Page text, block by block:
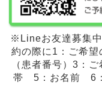
※Lineお友達募集
約の際に1：ご希
（患者番号）3：
帯 5：お名前 6